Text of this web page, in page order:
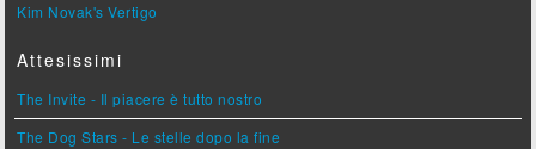
Kim Novak's Vertigo
Attesissimi
The Invite - Il piacere è tutto nostro
The Dog Stars - Le stelle dopo la fine